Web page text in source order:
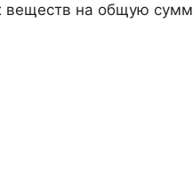
веществ на общую